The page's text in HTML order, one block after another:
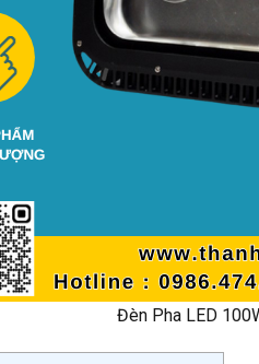
Đèn Pha LED